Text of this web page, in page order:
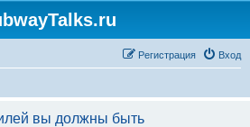
Вход
Регистрация
вы должны быть